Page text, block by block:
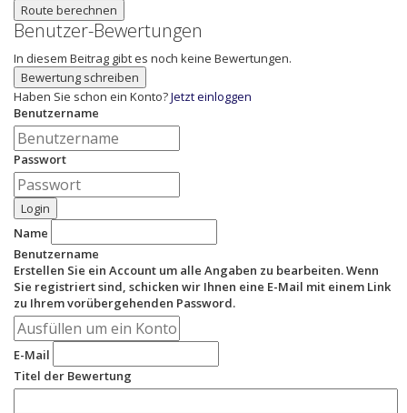
Route berechnen
Benutzer-Bewertungen
In diesem Beitrag gibt es noch keine Bewertungen.
Bewertung schreiben
Haben Sie schon ein Konto?Jetzt einloggen
Benutzername
Passwort
Login
Name
Benutzername
Erstellen Sie ein Account um alle Angaben zu bearbeiten. Wenn
Sie registriert sind, schicken wir Ihnen eine E-Mail mit einem Link
zu Ihrem vorübergehenden Password.
E-Mail
Titel der Bewertung